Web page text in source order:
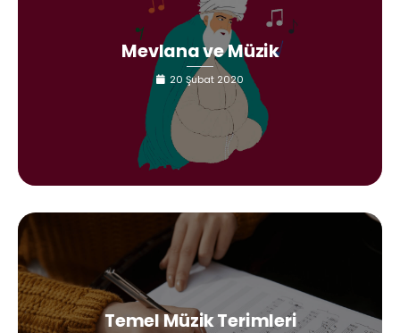
Mevlana ve Müzik
20 Şubat 2020
Temel Müzik Terimleri